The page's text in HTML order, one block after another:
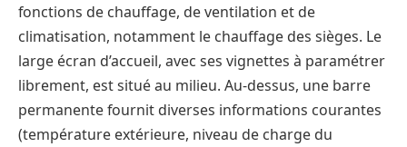
fonctions de chauffage, de ventilation et de
climatisation, notamment le chauffage des sièges. Le
large écran d’accueil, avec ses vignettes à paramétrer
librement, est situé au milieu. Au-dessus, une barre
permanente fournit diverses informations courantes
(température extérieure, niveau de charge du